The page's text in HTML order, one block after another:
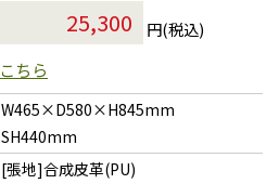
円(税込)
こちら
W465×D580×H845mm
SH440mm
[張地]合成皮革(PU)